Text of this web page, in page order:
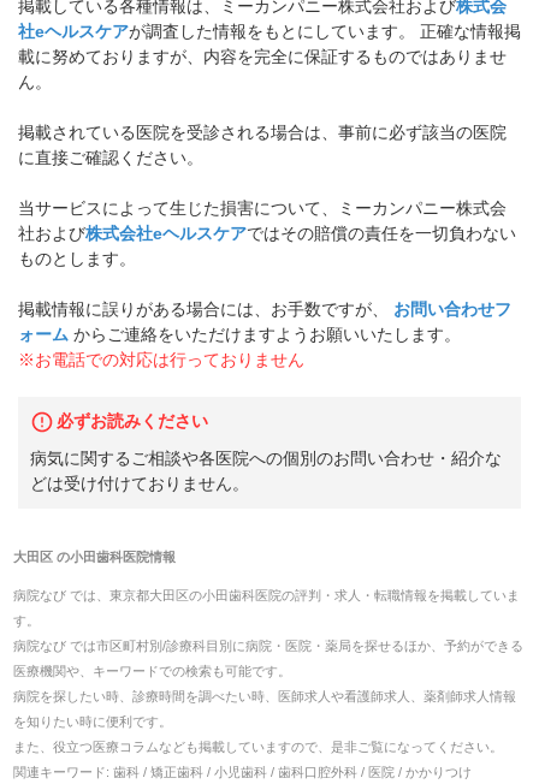
掲載している各種情報は、ミーカンパニー株式会社および株式会
社eヘルスケアが調査した情報をもとにしています。 正確な情報掲
載に努めておりますが、内容を完全に保証するものではありませ
ん。
掲載されている医院を受診される場合は、事前に必ず該当の医院
に直接ご確認ください。
当サービスによって生じた損害について、ミーカンパニー株式会
社および株式会社eヘルスケアではその賠償の責任を一切負わない
ものとします。
掲載情報に誤りがある場合には、お手数ですが、
お問い合わせフ
ォーム からご連絡をいただけますようお願いいたします。
※お電話での対応は行っておりません
必ずお読みください
病気に関するご相談や各医院への個別のお問い合わせ・紹介な
どは受け付けておりません。
大田区の小田歯科医院情報
病院なび では、 東京都大田区の小田歯科医院の評判・求人・転職情報を掲載していま
す。
病院なび では市区町村別/診療科目別に病院・医院・薬局を探せるほか、予約ができる
医療機関や、キーワードでの検索も可能です。
病院を探したい時、診療時間を調べたい時、医師求人や看護師求人、薬剤師求人情報
を知りたい時に便利です。
また、役立つ医療コラムなども掲載していますので、是非ご覧になってください。
関連キーワード: 歯科 / 矯正歯科 / 小児歯科 / 歯科口腔外科 / 医院 / かかりつけ